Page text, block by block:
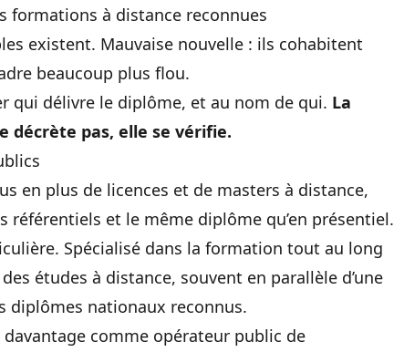
formations à distance reconnues
existent. Mauvaise nouvelle : ils cohabitent
beaucoup plus flou.
qui délivre le diplôme, et au nom de qui. La
décrète pas, elle se vérifie.
en plus de licences et de masters à distance,
référentiels et le même diplôme qu’en présentiel.
Spécialisé dans la formation tout au long
études à distance, souvent en parallèle d’une
diplômes nationaux reconnus.
comme opérateur public de